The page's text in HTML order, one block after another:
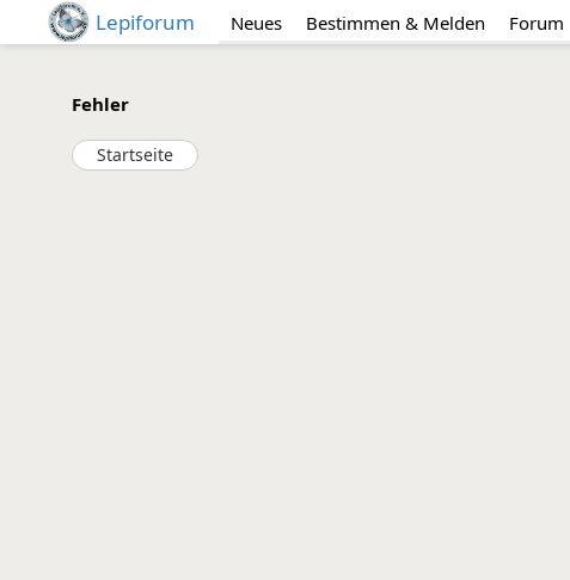
Lepiforum Neues Bestimmen & Melden Forum
Fehler
Startseite